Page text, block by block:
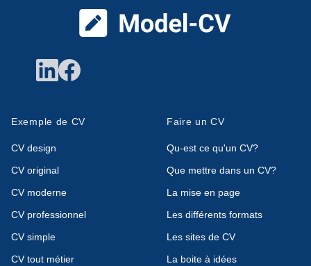
Exemple de CV
CV design
CV original
CV moderne
CV professionnel
CV simple
CV tout métier
Faire un CV
Qu-est ce qu'un CV?
Que mettre dans un CV?
La mise en page
Les différents formats
Les sites de CV
La boite à idées